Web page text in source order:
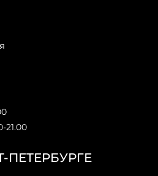
ПЕТЕРБУРГЕ
21.00